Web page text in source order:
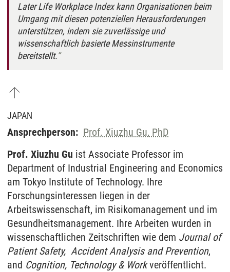
Later Life Workplace Index kann Organisationen beim
Umgang mit diesen potenziellen Herausforderungen
unterstützen, indem sie zuverlässige und
wissenschaftlich basierte Messinstrumente
bereitstellt.
JAPAN
Ansprechperson: Prof. Xiuzhu Gu, PhD
Prof. Xiuzhu Gu ist Associate Professor im
Department of Industrial Engineering and Economics
am Tokyo Institute of Technology. Ihre
Forschungsinteressen liegen in der
Arbeitswissenschaft, im Risikomanagement und im
Gesundheitsmanagement. Ihre Arbeiten wurden in
wissenschaftlichen Zeitschriften wie dem Journal of
Patient Safety, Accident Analysis and Prevention,
and Cognition, Technology & Workveröffentlicht.